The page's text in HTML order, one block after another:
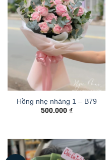
Hồng nhẹ nhàng 1 – B79
500.000 ₫